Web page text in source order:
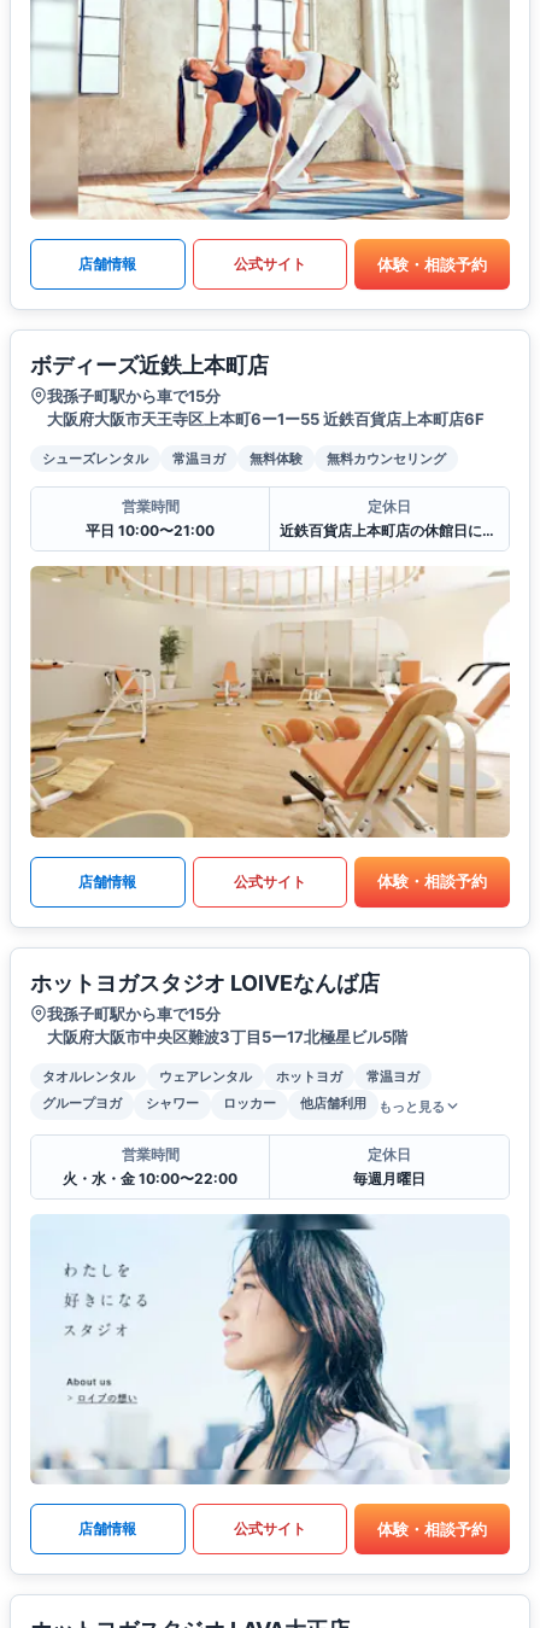
店舗情報 公式サイト 体験・相談予約
ボディーズ近鉄上本町店
我孫子町駅から車で15分
大阪府大阪市天王寺区上本町6ー1ー55 近鉄百貨店上本町店6F
シューズレンタル 常温ヨガ 無料体験 無料カウンセリング
営業時間
平日 10:00〜21:00
定休日
近鉄百貨店上本町店の休館日に準ずる
店舗情報 公式サイト 体験・相談予約
ホットヨガスタジオ LOIVEなんば店
我孫子町駅から車で15分
大阪府大阪市中央区難波3丁目5ー17北極星ビル5階
タオルレンタル ウェアレンタル ホットヨガ
常温ヨガ
グループヨガ
シャワー ロッカー 他店舗利用 もっと見る
営業時間
火・水・金 10:00〜22:00
定休日
毎週月曜日
店舗情報 公式サイト 体験・相談予約